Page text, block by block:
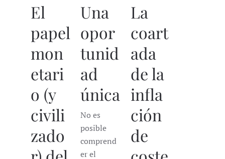
El
papel
mon
etari
o (y
civili
zado
Una
opor
tunid
ad
única
No es
posible
comprend
er el
La
coart
ada
de la
infla
ción
de